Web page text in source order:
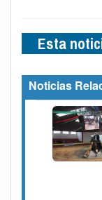
Esta
Noticias